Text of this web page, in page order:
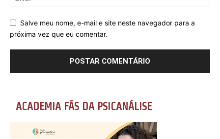
Salve meu nome, e-mail e site neste navegador para a
próxima vez que eu comentar.
ACADEMIA FÃS DA PSICANÁLISE